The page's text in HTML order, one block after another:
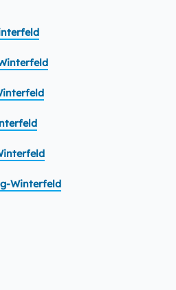
Winterfeld